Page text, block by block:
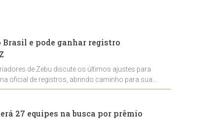
Brasil e pode ganhar registro
de Zebu discute os últimos ajustes para
oficial de registros, abrindo caminho para sua
27 equipes na busca por prêmio